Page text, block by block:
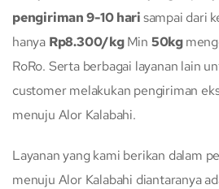
pengiriman 9-10 harisampai dari
hanya Rp8.300/kgMin 50kg
RoRo. Serta berbagai layanan lain
customer melakukan pengiriman
menuju Alor Kalabahi.
Layanan yang kami berikan dalam
menuju Alor Kalabahi diantaranya